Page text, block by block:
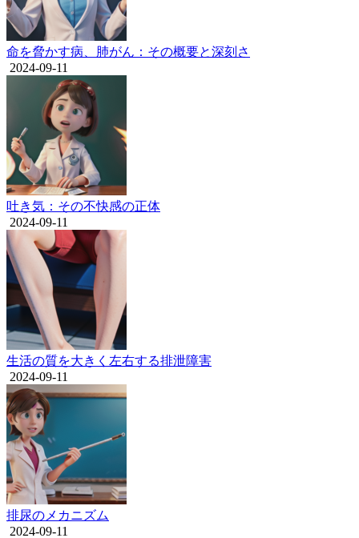
命を脅かす病、肺がん：その概要と深刻さ
2024-09-11
吐き気：その不快感の正体
2024-09-11
生活の質を大きく左右する排泄障害
2024-09-11
排尿のメカニズム
2024-09-11